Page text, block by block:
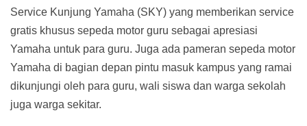
Service Kunjung Yamaha (SKY) yang memberikan service
gratis khusus sepeda motor guru sebagai apresiasi
Yamaha untuk para guru. Juga ada pameran sepeda motor
Yamaha di bagian depan pintu masuk kampus yang ramai
dikunjungi oleh para guru, wali siswa dan warga sekolah
juga warga sekitar.